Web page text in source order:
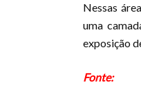
Nessas
uma
exposição
Fonte: